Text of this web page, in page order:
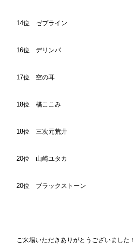
14位 ゼブライン
16位 デリンパ
17位 空の耳
18位 橘ここみ
18位 三次元荒井
20位 山崎ユタカ
20位 ブラックストーン
ご来場いただきありがとうございました！